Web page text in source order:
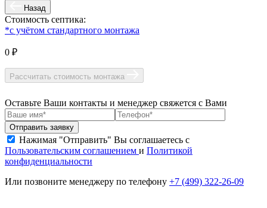
Назад
Стоимость септика:
*с учётом стандартного монтажа
0 ₽
Рассчитать стоимость монтажа
Оставьте Ваши контакты и менеджер свяжется с Вами
Нажимая "Отправить" Вы соглашаетесь с
Пользовательским соглашением и Политикой
конфиденциальности
Или позвоните менеджеру по телефону +7 (499) 322-26-09